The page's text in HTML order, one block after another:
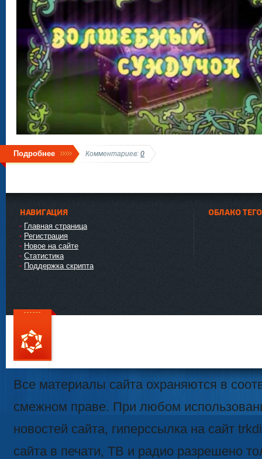
Подробнее Комментариев: 0
НАВИГАЦИЯ
Главная страница
Регистрация
Новое на сайте
Статистика
Поддержка скрипта
ОБЛАКО
111
Все материалы сайта охраняются в
смежном праве. При любом
новостей сайта, гиперссылка на сайт
сайта в печати, ТВ и радио разрешено